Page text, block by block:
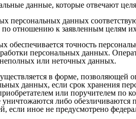
данные, которые отвечают
персональных данных
отношению к заявленным целям
обеспечивается точность
персональных данных.
или неточных данных.
в форме, позволяющей
данных, если срок хранения
или поручителем по
либо обезличиваются
если иное не предусмотрено